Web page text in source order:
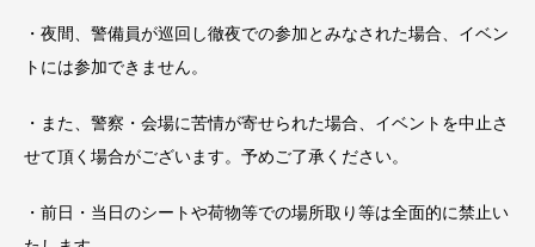
・夜間、警備員が巡回し徹夜での参加とみなされた場合、イベン
トには参加できません。
・また、警察・会場に苦情が寄せられた場合、イベントを中止さ
せて頂く場合がございます。予めご了承ください。
・前日・当日のシートや荷物等での場所取り等は全面的に禁止い